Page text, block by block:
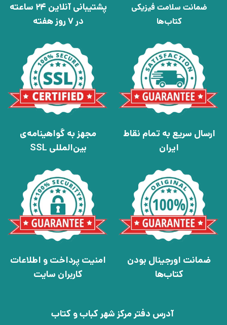
ضمانت سلامت فیزیکی
کتاب‌ها
پشتیبانی آنلاین 24 ساعته
در 7 روز هفته
ارسال سریع به تمام نقاط
ایران
مجهز به گواهینامه‌ی
بین‌المللی SSL
ضمانت اورجینال بودن
کتاب‌ها
امنیت پرداخت و اطلاعات
کاربران سایت
آدرس دفتر مرکز شهر کباب و کتاب